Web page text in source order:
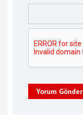
Yorum Gönder